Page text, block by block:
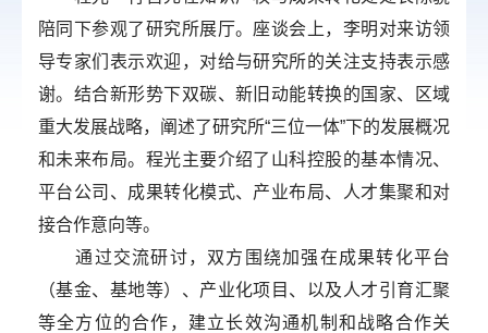
陪同下参观了研究所展厅。座谈会上，李明对来访领
导专家们表示欢迎，对给与研究所的关注支持表示感
谢。结合新形势下双碳、新旧动能转换的国家、区域
重大发展战略，阐述了研究所“三位一体”下的发展概况
和未来布局。程光主要介绍了山科控股的基本情况、
平台公司、成果转化模式、产业布局、人才集聚和对
接合作意向等。
通过交流研讨，双方围绕加强在成果转化平台
（基金、基地等）、产业化项目、以及人才引育汇聚
等全方位的合作，建立长效沟通机制和战略合作关